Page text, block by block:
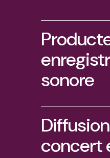
sonore
concert